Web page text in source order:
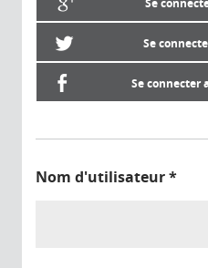
Se
Se
Se connecter
Nom d'utilisateur*